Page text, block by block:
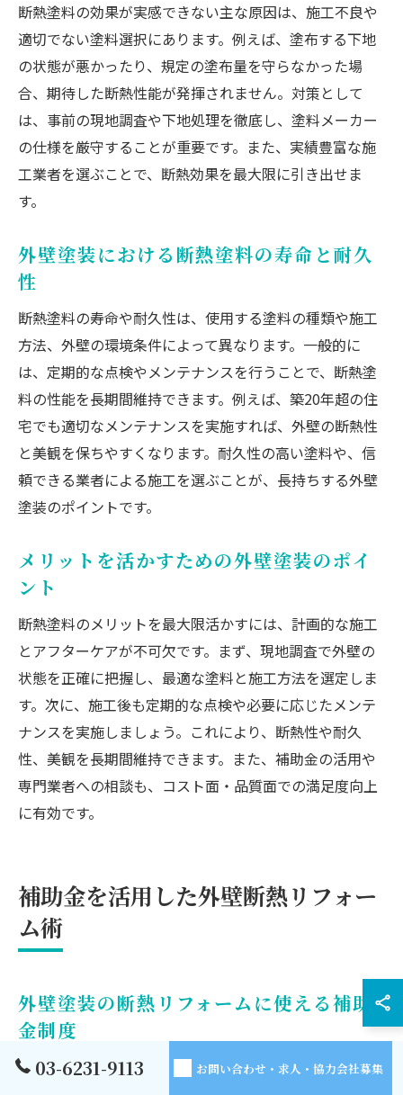
断熱塗料の効果が実感できない主な原因は、施工不良や
適切でない塗料選択にあります。例えば、塗布する下地
の状態が悪かったり、規定の塗布量を守らなかった場
合、期待した断熱性能が発揮されません。対策として
は、事前の現地調査や下地処理を徹底し、塗料メーカー
の仕様を厳守することが重要です。また、実績豊富な施
工業者を選ぶことで、断熱効果を最大限に引き出せま
す。
外壁塗装における断熱塗料の寿命と耐久
性
断熱塗料の寿命や耐久性は、使用する塗料の種類や施工
方法、外壁の環境条件によって異なります。一般的に
は、定期的な点検やメンテナンスを行うことで、断熱塗
料の性能を長期間維持できます。例えば、築20年超の住
宅でも適切なメンテナンスを実施すれば、外壁の断熱性
と美観を保ちやすくなります。耐久性の高い塗料や、信
頼できる業者による施工を選ぶことが、長持ちする外壁
塗装のポイントです。
メリットを活かすための外壁塗装のポイ
ント
断熱塗料のメリットを最大限活かすには、計画的な施工
とアフターケアが不可欠です。まず、現地調査で外壁の
状態を正確に把握し、最適な塗料と施工方法を選定しま
す。次に、施工後も定期的な点検や必要に応じたメンテ
ナンスを実施しましょう。これにより、断熱性や耐久
性、美観を長期間維持できます。また、補助金の活用や
専門業者への相談も、コスト面・品質面での満足度向上
に有効です。
補助金を活用した外壁断熱リフォー
ム術
外壁塗装の断熱リフォームに使える補助
金制度
外壁塗装と断熱壁のリフォームでは、補助金制度の活用
03-6231-9113 お問い合わせ・求人・協力会社募集